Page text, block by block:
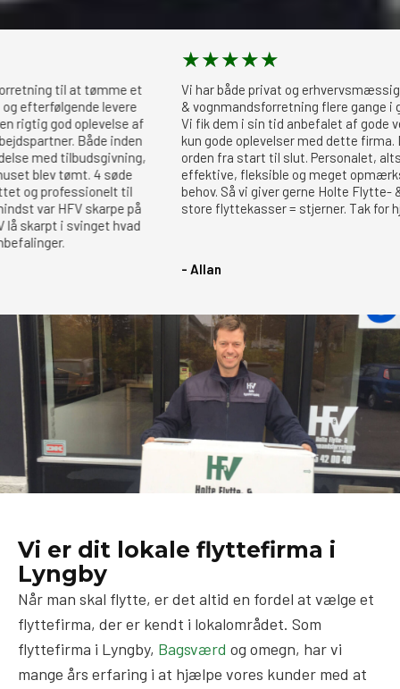
til at tømme et
levere
oplevelse af
Både inden
tilbudsgivning,
tømt. 4 søde
til
HFV skarpe på
i svinget hvad
★★★
Vi har både privat og erhvervsmæssigt,
& vognmandsforretning flere gange i gennem
Vi fik dem i sin tid anbefalet af gode venner.
kun gode oplevelser med dette firma. Deres
orden fra start til slut. Personalet, altså dem
effektive, fleksible og meget opmærksomme
behov. Så vi giver gerne Holte Flytte- &
store flyttekasser = stjerner. Tak for hjælpen
Vi er dit lokale flyttefirma i
Lyngby
Når man skal flytte, er det altid en fordel at vælge et
flyttefirma, der er kendt i lokalområdet. Som
flyttefirma i Lyngby, Bagsværd og omegn, har vi
mange års erfaring i at hjælpe vores kunder med at